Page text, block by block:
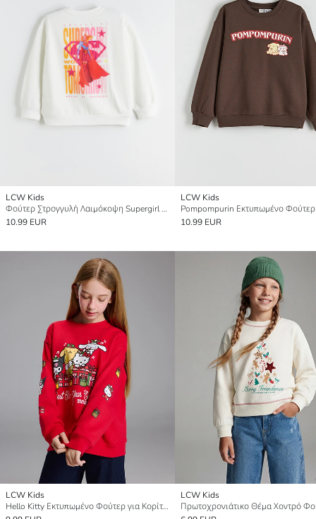
LCW Kids
Φούτερ Στρογγυλή Λαιμόκοψη Supergirl Εκτυπωμένο για Κορίτσια
10.99 EUR
LCW Kids
10.99 EUR
LCW Kids
Hello Kitty Εκτυπωμένο Φούτερ για Κορίτσια Παχύ
LCW Kids